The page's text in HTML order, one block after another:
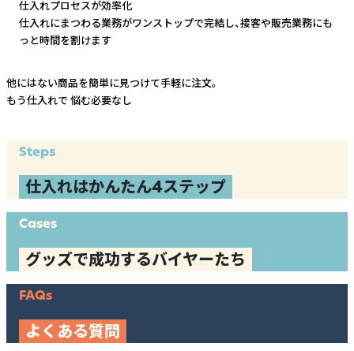
仕入れプロセスが効率化
仕入れにまつわる業務がワンストップで完結し、接客や販売業務にも
っと時間を割けます
他にはない商品を簡単に見つけて手軽に注文。
もう仕入れで 悩む必要なし
Steps
仕入れはかんたん4ステップ
Cases
グッズで成功するバイヤーたち
FAQs
よくある質問